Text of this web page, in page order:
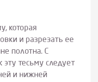
которая
и разрезать ее
полотна. С
тесьму следует
и нижней